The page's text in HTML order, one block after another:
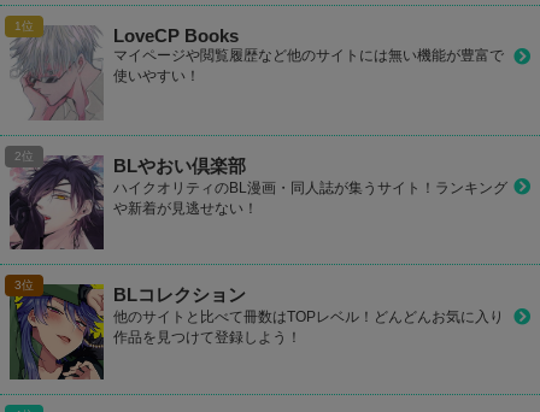
LoveCP Books
マイページや閲覧履歴など他のサイトには無い機能が豊富で
使いやすい！
BLやおい倶楽部
ハイクオリティのBL漫画・同人誌が集うサイト！ランキング
や新着が見逃せない！
BLコレクション
他のサイトと比べて冊数はTOPレベル！どんどんお気に入り
作品を見つけて登録しよう！